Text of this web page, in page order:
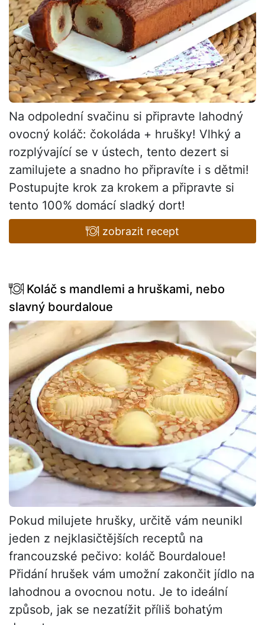
Na odpolední svačinu si připravte lahodný
ovocný koláč: čokoláda + hrušky! Vlhký a
rozplývající se v ústech, tento dezert si
zamilujete a snadno ho připravíte i s dětmi!
Postupujte krok za krokem a připravte si
tento 100% domácí sladký dort!
zobrazit recept
Koláč s mandlemi a hruškami, nebo
slavný bourdaloue
Pokud milujete hrušky, určitě vám neunikl
jeden z nejklasičtějších receptů na
francouzské pečivo: koláč Bourdaloue!
Přidání hrušek vám umožní zakončit jídlo na
lahodnou a ovocnou notu. Je to ideální
způsob, jak se nezatížit příliš bohatým